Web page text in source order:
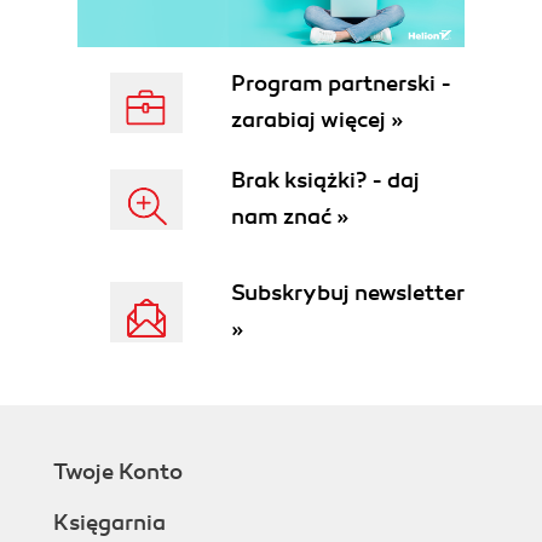
Using Rays wait function for
nonblocking calls
Handling task dependencies
From classes to actors
An Overview of the Ray Core API
Scheduling and Executing Work on a
Node
A Simple MapReduce Example with Ray
Mapping and Shuffling Document Data
Setting Up a Simple Maze Problem
Training a Reinforcement Learning Model
Program partnerski -
zarabiaj więcej »
Brak książki? - daj
nam znać »
Subskrybuj newsletter
»
Twoje Konto
Księgarnia